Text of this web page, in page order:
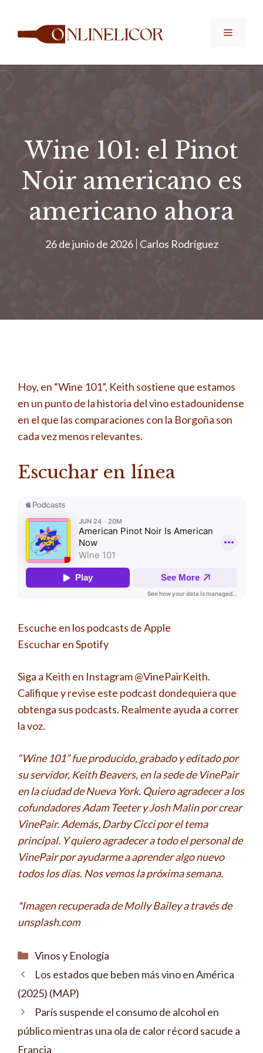
contenido
Menú
Wine 101: el Pinot
Noir americano es
americano ahora
26 de junio de 2026 Carlos Rodríguez
Hoy, en “Wine 101”, Keith sostiene que estamos
en un punto de la historia del vino estadounidense
en el que las comparaciones con la Borgoña son
cada vez menos relevantes.
Escuchar en línea
Escuche en los podcasts de Apple
Escuchar en Spotify
Siga a Keith en Instagram @VinePairKeith.
Califique y revise este podcast dondequiera que
obtenga sus podcasts. Realmente ayuda a correr
la voz.
“Wine 101” fue producido, grabado y editado por
su servidor, Keith Beavers, en la sede de VinePair
en la ciudad de Nueva York. Quiero agradecer a los
cofundadores Adam Teeter y Josh Malin por crear
VinePair. Además, Darby Cicci por el tema
principal. Y quiero agradecer a todo el personal de
VinePair por ayudarme a aprender algo nuevo
todos los días. Nos vemos la próxima semana.
*Imagen recuperada de Molly Bailey a través de
unsplash.com
Categorías
Vinos y Enología
Los estados que beben más vino en América
(2025) (MAP)
París suspende el consumo de alcohol en
público mientras una ola de calor récord sacude a
Francia